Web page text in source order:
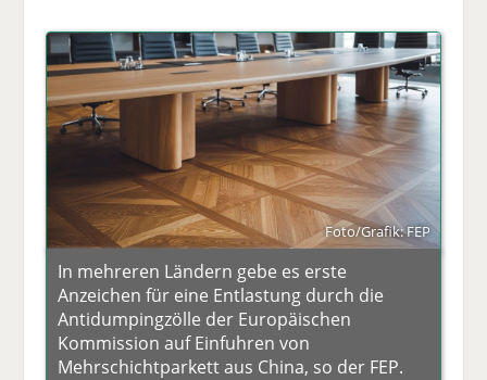
Foto/Grafik: FEP
In mehreren Ländern gebe es erste
Anzeichen für eine Entlastung durch die
Antidumpingzölle der Europäischen
Kommission auf Einfuhren von
Mehrschichtparkett aus China, so der FEP.